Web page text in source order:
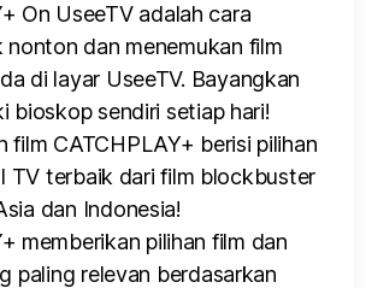
On UseeTV adalah cara
dan menemukan film
di layar UseeTV. Bayangkan
bioskop sendiri setiap hari!
film CATCHPLAY+ berisi pilihan
TV terbaik dari film blockbuster
dan Indonesia!
memberikan pilihan film dan
paling relevan berdasarkan